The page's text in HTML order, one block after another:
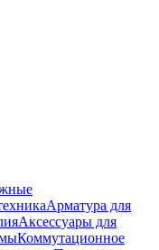
Арматура для
Аксессуары для
Коммутационное